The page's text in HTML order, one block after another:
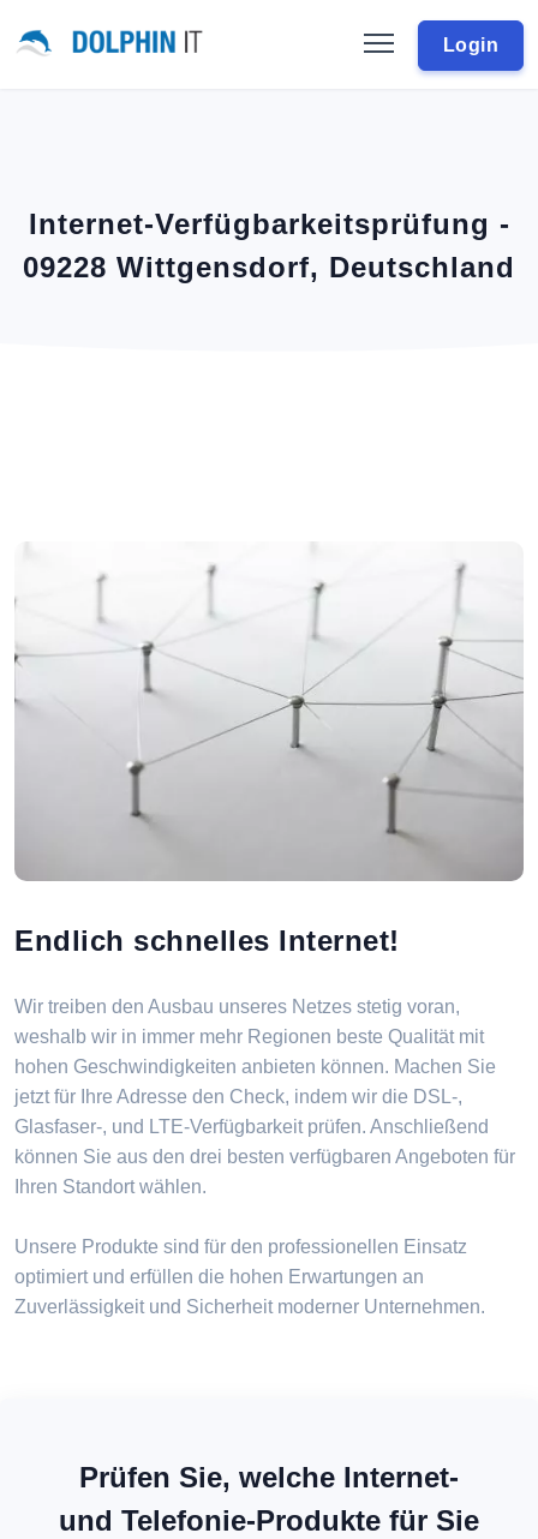
Login
Internet-Verfügbarkeitsprüfung -
09228 Wittgensdorf, Deutschland
Endlich schnelles Internet!
Wir treiben den Ausbau unseres Netzes stetig voran,
weshalb wir in immer mehr Regionen beste Qualität mit
hohen Geschwindigkeiten anbieten können. Machen Sie
jetzt für Ihre Adresse den Check, indem wir die DSL-,
Glasfaser-, und LTE-Verfügbarkeit prüfen. Anschließend
können Sie aus den drei besten verfügbaren Angeboten für
Ihren Standort wählen.
Unsere Produkte sind für den professionellen Einsatz
optimiert und erfüllen die hohen Erwartungen an
Zuverlässigkeit und Sicherheit moderner Unternehmen.
Prüfen Sie, welche Internet-
und Telefonie-Produkte für Sie